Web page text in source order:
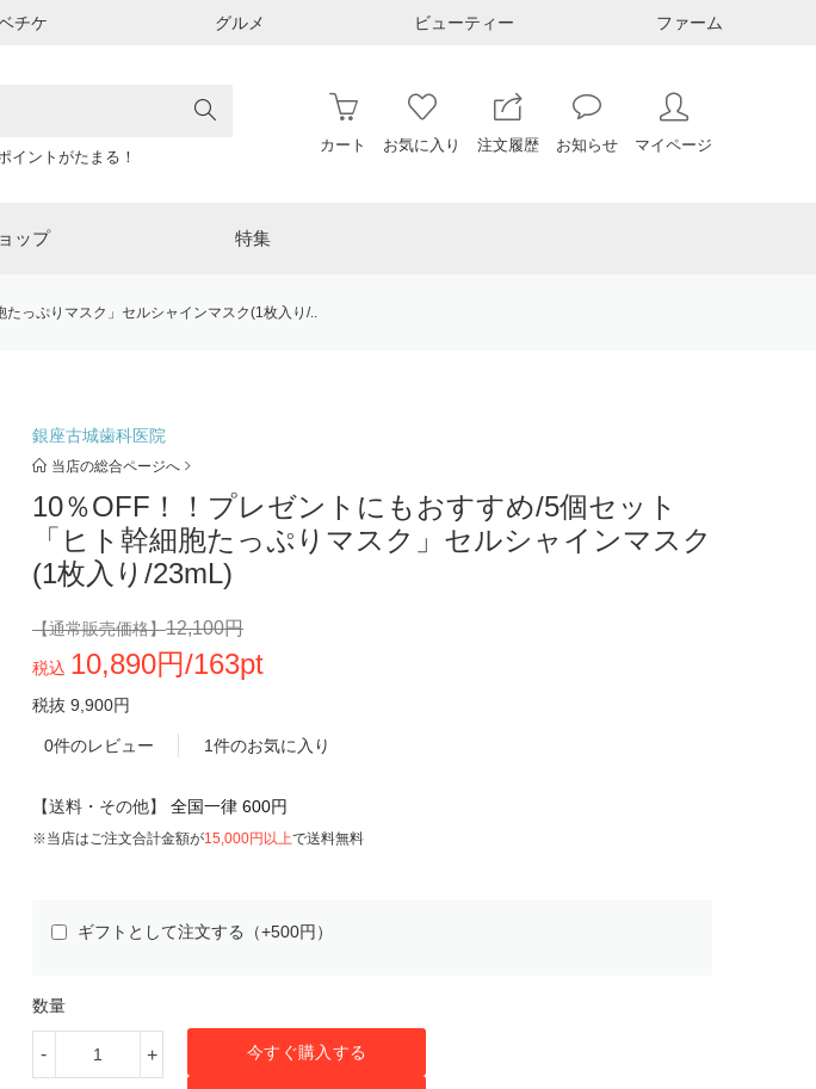
チケ グルメ ビューティー ファーム
イントがたまる！
カート お気に入り 注文履歴 お知らせ マイページ
ップ 特集
っぷりマスク」セルシャインマスク(1枚入り/..
銀座古城歯科医院
当店の総合ページへ
10％OFF！！プレゼントにもおすすめ/5個セット
「ヒト幹細胞たっぷりマスク」セルシャインマスク
(1枚入り/23mL)
【通常販売価格】12,100円
税込 10,890円/163pt
税抜 9,900円
0件のレビュー 1件のお気に入り
【送料・その他】 全国一律 600円
※当店はご注文合計金額が15,000円以上で送料無料
ギフトとして注文する（+500円）
数量
- + 今すぐ購入する